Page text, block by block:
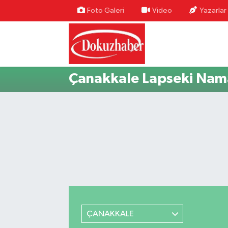
Foto Galeri Video Yazarlar
Çanakkale Lapseki
ÇANAKKALE
Hava Durumu
Trafik Durumu
Puan Durumu ve Fikstür